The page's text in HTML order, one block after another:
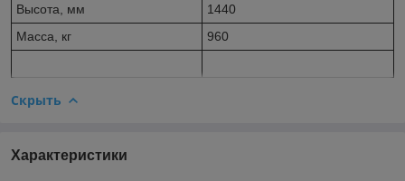
Высота, мм
1440
Масса, кг
960
Скрыть
Характеристики